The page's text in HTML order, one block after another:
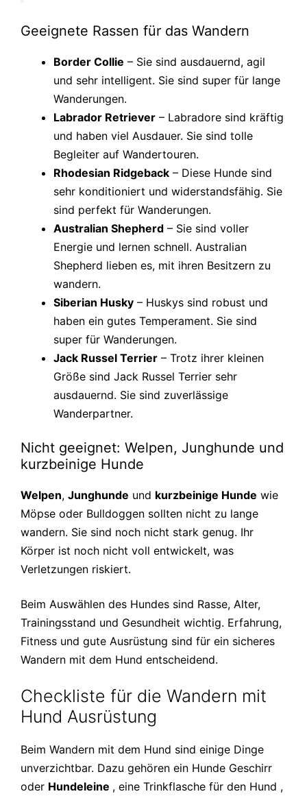
Geeignete Rassen für das Wandern
Border Collie – Sie sind ausdauernd, agil
und sehr intelligent. Sie sind super für lange
Wanderungen.
Labrador Retriever – Labradore sind kräftig
und haben viel Ausdauer. Sie sind tolle
Begleiter auf Wandertouren.
Rhodesian Ridgeback – Diese Hunde sind
sehr konditioniert und widerstandsfähig. Sie
sind perfekt für Wanderungen.
Australian Shepherd – Sie sind voller
Energie und lernen schnell. Australian
Shepherd lieben es, mit ihren Besitzern zu
wandern.
Siberian Husky – Huskys sind robust und
haben ein gutes Temperament. Sie sind
super für Wanderungen.
Jack Russel Terrier – Trotz ihrer kleinen
Größe sind Jack Russel Terrier sehr
ausdauernd. Sie sind zuverlässige
Wanderpartner.
Nicht geeignet: Welpen, Junghunde und
kurzbeinige Hunde
Welpen, Junghunde und kurzbeinige Hunde wie
Möpse oder Bulldoggen sollten nicht zu lange
wandern. Sie sind noch nicht stark genug. Ihr
Körper ist noch nicht voll entwickelt, was
Verletzungen riskiert.
Beim Auswählen des Hundes sind Rasse, Alter,
Trainingsstand und Gesundheit wichtig. Erfahrung,
Fitness und gute Ausrüstung sind für ein sicheres
Wandern mit dem Hund entscheidend.
Checkliste für die Wandern mit
Hund Ausrüstung
Beim Wandern mit dem Hund sind einige Dinge
unverzichtbar. Dazu gehören ein Hunde Geschirr
oder Hundeleine , eine Trinkflasche für den Hund ,